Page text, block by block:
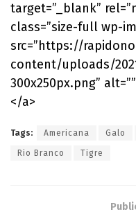
target=”_blank”
class=”size-full wp-
src=”https://
content/uploads/
300x250px.png”
</a>
Tags: Americana Galo
Rio Branco Tigre